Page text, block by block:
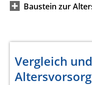
Baustein zur
Vergleich